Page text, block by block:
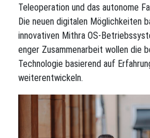
Teleoperation und das autonome
Die neuen digitalen Möglichkeiten
innovativen Mithra OS-
enger Zusammenarbeit wollen die
Technologie basierend auf
weiterentwickeln.